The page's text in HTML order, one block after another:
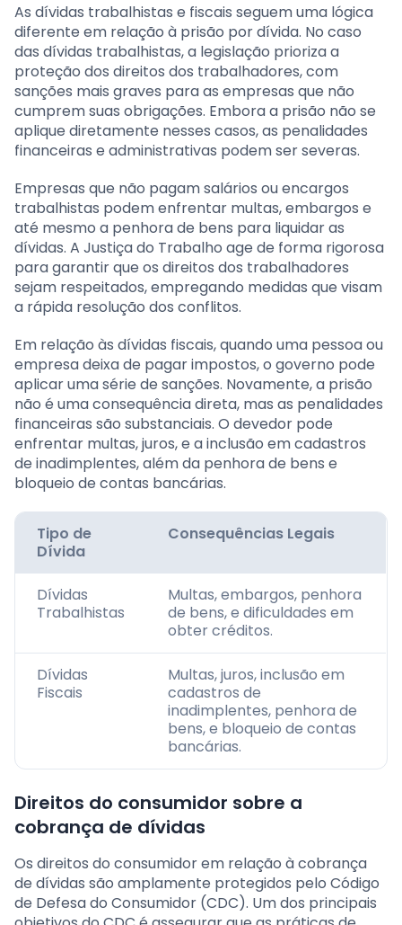
As dívidas trabalhistas e fiscais seguem uma lógica
diferente em relação à prisão por dívida. No caso
das dívidas trabalhistas, a legislação prioriza a
proteção dos direitos dos trabalhadores, com
sanções mais graves para as empresas que não
cumprem suas obrigações. Embora a prisão não se
aplique diretamente nesses casos, as penalidades
financeiras e administrativas podem ser severas.
Empresas que não pagam salários ou encargos
trabalhistas podem enfrentar multas, embargos e
até mesmo a penhora de bens para liquidar as
dívidas. A Justiça do Trabalho age de forma rigorosa
para garantir que os direitos dos trabalhadores
sejam respeitados, empregando medidas que visam
a rápida resolução dos conflitos.
Em relação às dívidas fiscais, quando uma pessoa ou
empresa deixa de pagar impostos, o governo pode
aplicar uma série de sanções. Novamente, a prisão
não é uma consequência direta, mas as penalidades
financeiras são substanciais. O devedor pode
enfrentar multas, juros, e a inclusão em cadastros
de inadimplentes, além da penhora de bens e
bloqueio de contas bancárias.
Tipo de
Dívida
Consequências Legais
Dívidas
Trabalhistas
Multas, embargos, penhora
de bens, e dificuldades em
obter créditos.
Dívidas
Fiscais
Multas, juros, inclusão em
cadastros de
inadimplentes, penhora de
bens, e bloqueio de contas
bancárias.
Direitos do consumidor sobre a
cobrança de dívidas
Os direitos do consumidor em relação à cobrança
de dívidas são amplamente protegidos pelo Código
de Defesa do Consumidor (CDC). Um dos principais